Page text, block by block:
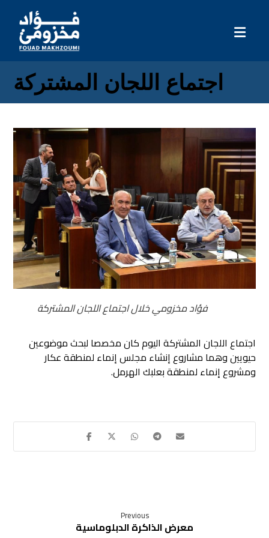
اجتماع اللجان المشتركة
فؤاد مخزومي خلال اجتماع اللجان المشتركة
اجتماع اللجان المشتركة اليوم كان مخصصا لبحث موضوعين
حيويين وهما مشاروع إنشاء مجلس إنماء لمنطقة عكار
ومشروع إنماء لمنطقة بعلبك الهرمل.
Previous
معرض الذاكرة الدبلوماسية